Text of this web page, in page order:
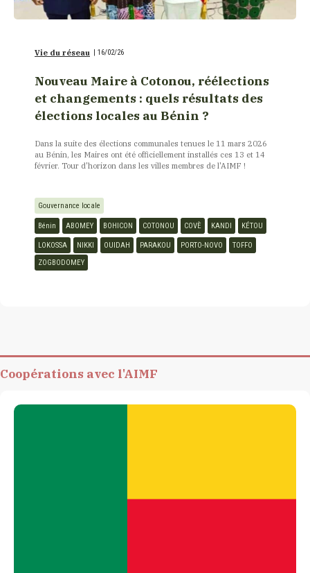
Vie du réseau | 16/02/26
Nouveau Maire à Cotonou, réélections
et changements : quels résultats des
élections locales au Bénin ?
Dans la suite des élections communales tenues le 11 mars 2026
au Bénin, les Maires ont été officiellement installés ces 13 et 14
février. Tour d'horizon dans les villes membres de l'AIMF !
Gouvernance locale
Bénin ABOMEY BOHICON COTONOU COVÈ KANDI KÉTOU
LOKOSSA NIKKI OUIDAH PARAKOU PORTO-NOVO
TOFFO
ZOGBODOMEY
Coopérations avec l'AIMF